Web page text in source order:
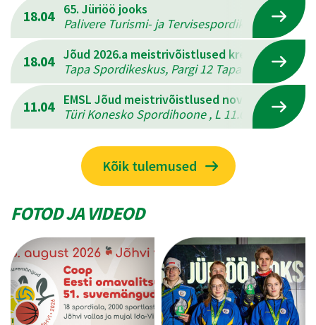
18.04
65. Jüriöö jooks
Palivere Turismi- ja Tervisespordikeskus , L
18.04 Jõud 2026.a meistrivõistlused kreeka-rooma
Tapa Spordikeskus, Pargi 12 Tapal , L
11.04
EMSL Jõud meistrivõistlused novuses
Türi Konesko Spordihoone , L 11.04.2026 - P
Kõik tulemused
FOTOD JA VIDEOD